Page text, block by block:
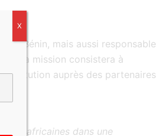
au Bénin, mais aussi responsable
Sa mission consistera à
auprès des partenaires
africaines dans une
X